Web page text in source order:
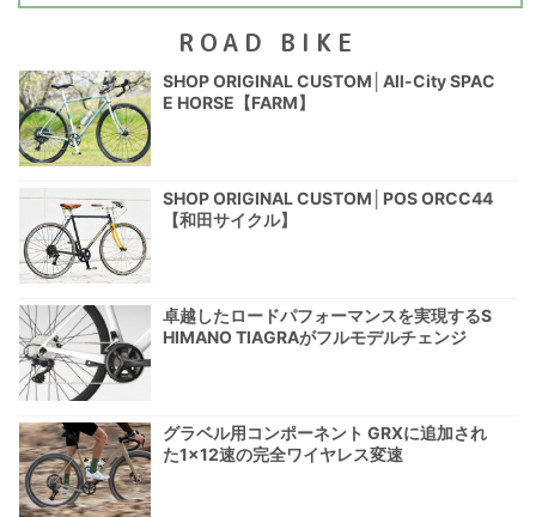
ROAD BIKE
SHOP ORIGINAL CUSTOM│All-City SPAC
E HORSE【FARM】
SHOP ORIGINAL CUSTOM│POS ORCC44
【和田サイクル】
卓越したロードパフォーマンスを実現するS
HIMANO TIAGRAがフルモデルチェンジ
グラベル用コンポーネント GRXに追加され
た1×12速の完全ワイヤレス変速